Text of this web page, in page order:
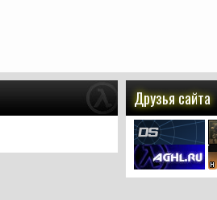
Друзья сайта